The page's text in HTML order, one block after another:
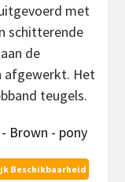
met
schitterende
de
afgewerkt. Het
teugels.
Brown - pony
Beschikbaarheid